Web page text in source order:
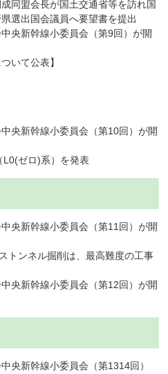
同盟会長が国土交通省等を訪れ国
選出国会議員へ要望書を提出
央新幹線小委員会（第9回）が開
いて公表】
央新幹線小委員会（第10回）が開
L0(ゼロ)系）を発表
央新幹線小委員会（第11回）が開
ンネル掘削は、最高難度の工事
央新幹線小委員会（第12回）が開
央新幹線小委員会（第1314回）